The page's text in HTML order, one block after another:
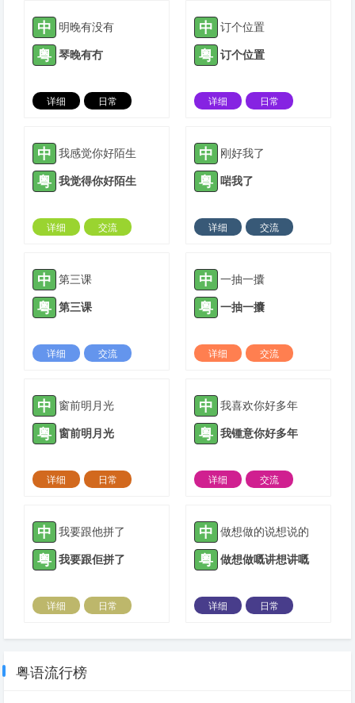
中 明晚有没有
粤 琴晚有冇
详细
日常
中 订个位置
粤 订个位置
详细
日常
中 我感觉你好陌生
粤 我觉得你好陌生
详细
交流
中 刚好我了
粤 啱我了
详细
交流
中 第三课
粤 第三课
详细
交流
中 一抽一攮
粤 一抽一攮
详细
交流
中 窗前明月光
粤 窗前明月光
详细
日常
中 我喜欢你好多年
粤 我锺意你好多年
详细
交流
中 我要跟他拼了
粤 我要跟佢拼了
详细
日常
中 做想做的说想说的
粤 做想做嘅讲想讲嘅
详细
日常
粤语流行榜